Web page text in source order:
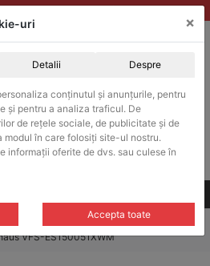
si in sistemul SEAP / SICAP
CAUTARE
ne oferta!
cantarire VFS/ Platforma de
VFS-ES150051XWM
uri ×
Detalii Despre
conținutul și anunțurile, pentru
și pentru a analiza traficul. De
de rețele sociale, de publicitate și de
în care folosiți site-ul nostru.
informații oferite de dvs. sau culese în
Accepta toate